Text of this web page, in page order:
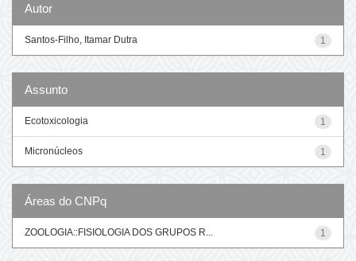
Autor
1
Santos-Filho, Itamar Dutra
Assunto
1
Ecotoxicologia
1
Micronúcleos
Áreas do CNPq
1
ZOOLOGIA::FISIOLOGIA DOS GRUPOS R...